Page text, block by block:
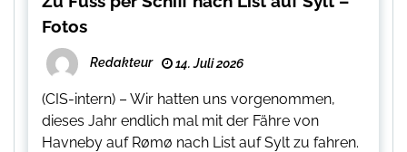
Fotos
Redakteur 14. Juli 2026
(CIS-intern) – Wir hatten uns vorgenommen,
dieses Jahr endlich mal mit der Fähre von
Havneby auf Rømø nach List auf Sylt zu fahren.